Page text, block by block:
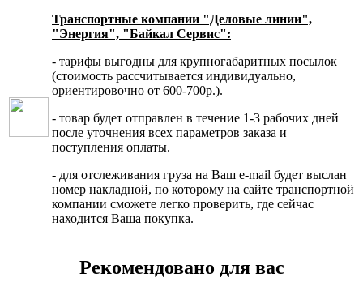
Транспортные компании "Деловые линии",
"Энергия", "Байкал Сервис":
- тарифы выгодны для крупногабаритных посылок
(стоимость рассчитывается индивидуально,
ориентировочно от 600-700р.).
- товар будет отправлен в течение 1-3 рабочих дней
после уточнения всех параметров заказа и
поступления оплаты.
- для отслеживания груза на Ваш e-mail будет выслан
номер накладной, по которому на сайте транспортной
компании сможете легко проверить, где сейчас
находится Ваша покупка.
Рекомендовано для вас